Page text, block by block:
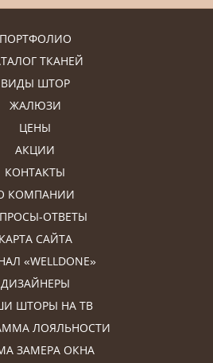
ПОРТФОЛИО
ТКАНЕЙ
ВИДЫ ШТОР
ЖАЛЮЗИ
ЦЕНЫ
АКЦИИ
КОНТАКТЫ
КОМПАНИИ
ОТВЕТЫ
КАРТА САЙТА
«WELLDONE»
ДИЗАЙНЕРЫ
ШТОРЫ НА ТВ
ЛОЯЛЬНОСТИ
ЗАМЕРА ОКНА